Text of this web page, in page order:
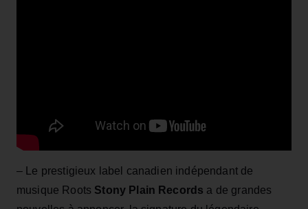
– Le prestigieux label canadien indépendant de
musique Roots Stony Plain Records a de grandes